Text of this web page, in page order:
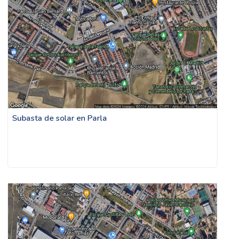
Subasta de solar en Parla